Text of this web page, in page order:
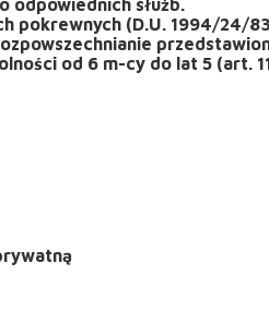
odpowiednich służb.
pokrewnych (D.U. 1994/24/
od 6 m-cy do lat 5 (art.